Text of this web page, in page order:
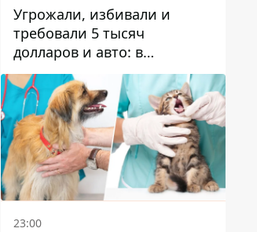
Угрожали, избивали и
требовали 5 тысяч
долларов и авто: в
Павлограде задержали двух
мужчин
23:00